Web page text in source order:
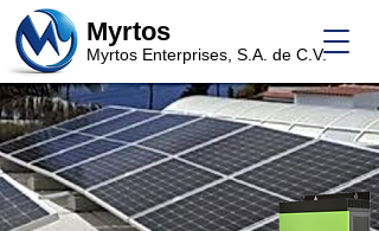
Myrtos
Myrtos Enterprises, S.A. de C.V.